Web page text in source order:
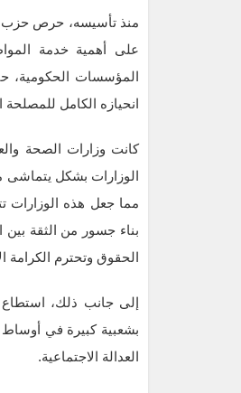
منذ تأسيسه، حرص حزب
على أهمية خدمة
المؤسسات الحكومية،
انحيازه الكامل
كانت وزارات الصحة
الوزارات بشكل يتماشى
مما جعل هذه الوزارات
بناء جسور من الثقة بين
الحقوق وتحترم الكرامة
إلى جانب ذلك، استطاع
بشعبية كبيرة في أوساط
العدالة الاجتماعية.